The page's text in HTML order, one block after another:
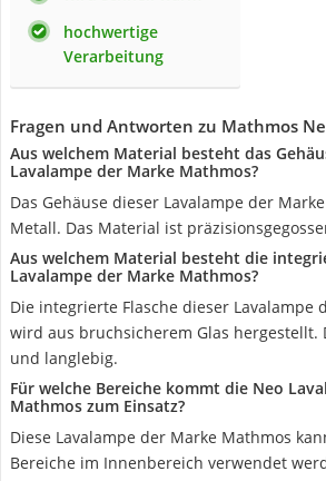
hochwertige
Verarbeitung
Fragen und Antworten zu Mathmos
Aus welchem Material besteht das
Lavalampe der Marke Mathmos?
Das Gehäuse dieser Lavalampe der
Metall. Das Material ist
Aus welchem Material besteht die
Lavalampe der Marke Mathmos?
Die integrierte Flasche dieser Lavalampe
wird aus bruchsicherem Glas hergestellt.
und langlebig.
Für welche Bereiche kommt die Neo
Mathmos zum Einsatz?
Diese Lavalampe der Marke Mathmos
Bereiche im Innenbereich verwendet